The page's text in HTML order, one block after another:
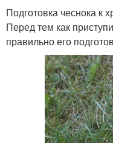
Подготовка чеснока к
Перед тем как
правильно его